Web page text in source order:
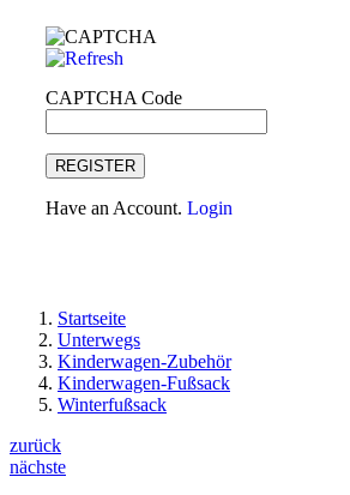
CAPTCHA Code
REGISTER
Have an Account. Login
Startseite
Unterwegs
Kinderwagen-Zubehör
Kinderwagen-Fußsack
Winterfußsack
zurück
nächste